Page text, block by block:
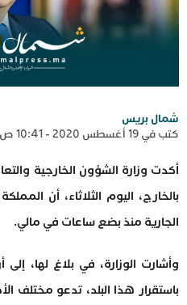
شمال بريس
كتب في 19 أغسطس 2020 - 10:41 ص
أكدت وزارة الشؤون الخارجية
بالخارج، اليوم الثلاثاء، أن
الجارية منذ بضع ساعات في مالي.
وأشارت الوزارة، في بلاغ لها،
باستقرار هذا البلد، تدعو